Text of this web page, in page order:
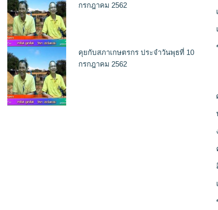
กรกฎาคม 2562
คุยกับสภาเกษตรกร ประจำวันพุธที่ 10
กรกฎาคม 2562